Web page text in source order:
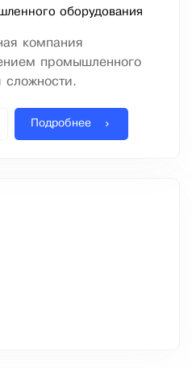
оборудования
компания
промышленного
сложности.
Подробнее